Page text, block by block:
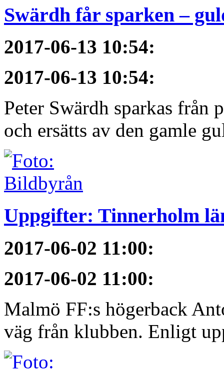
Swärdh får sparken –
2017-06-13 10:54:
2017-06-13 10:54:
Peter Swärdh sparkas från
och ersätts av den gamle
Uppgifter: Tinnerholm
2017-06-02 11:00:
2017-06-02 11:00:
Malmö FF:s högerback
väg från klubben. Enligt